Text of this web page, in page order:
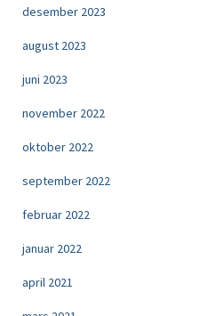
desember 2023
august 2023
juni 2023
november 2022
oktober 2022
september 2022
februar 2022
januar 2022
april 2021